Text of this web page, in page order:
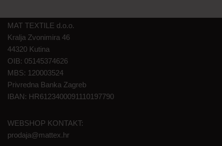
MAT TEXTILE d.o.o.
Kralja Zvonimira 46
44320 Kutina
OIB: 05145374626
MBS: 120003524
Privredna Banka Zagreb
IBAN: HR6123400091110197790
WEBSHOP KONTAKT:
prodaja@mattex.hr